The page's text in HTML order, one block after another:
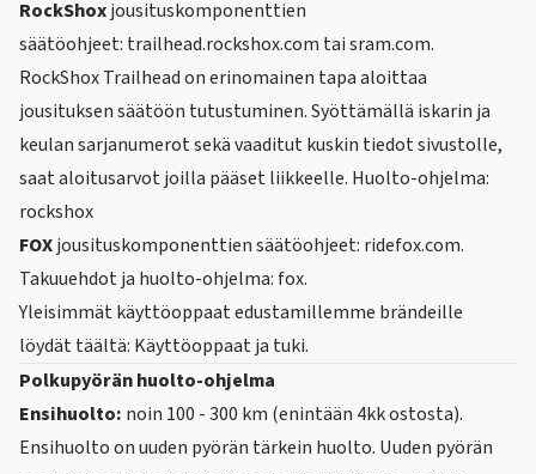
RockShoxjousituskomponenttien
säätöohjeet: trailhead.rockshox.com taisram.com.
RockShox Trailhead on erinomainen tapa aloittaa
jousituksen säätöön tutustuminen. Syöttämällä iskarin ja
keulan sarjanumerot sekä vaaditut kuskin tiedot sivustolle,
saat aloitusarvot joilla pääset liikkeelle. Huolto-ohjelma:
rockshox
FOXjousituskomponenttien säätöohjeet: ridefox.com.
Takuuehdot ja huolto-ohjelma: fox.
Yleisimmät käyttöoppaat edustamillemme brändeille
löydät täältä: Käyttöoppaat ja tuki.
Polkupyörän huolto-ohjelma
Ensihuolto: noin 100 - 300 km (enintään 4kk ostosta).
Ensihuolto on uuden pyörän tärkein huolto. Uuden pyörän